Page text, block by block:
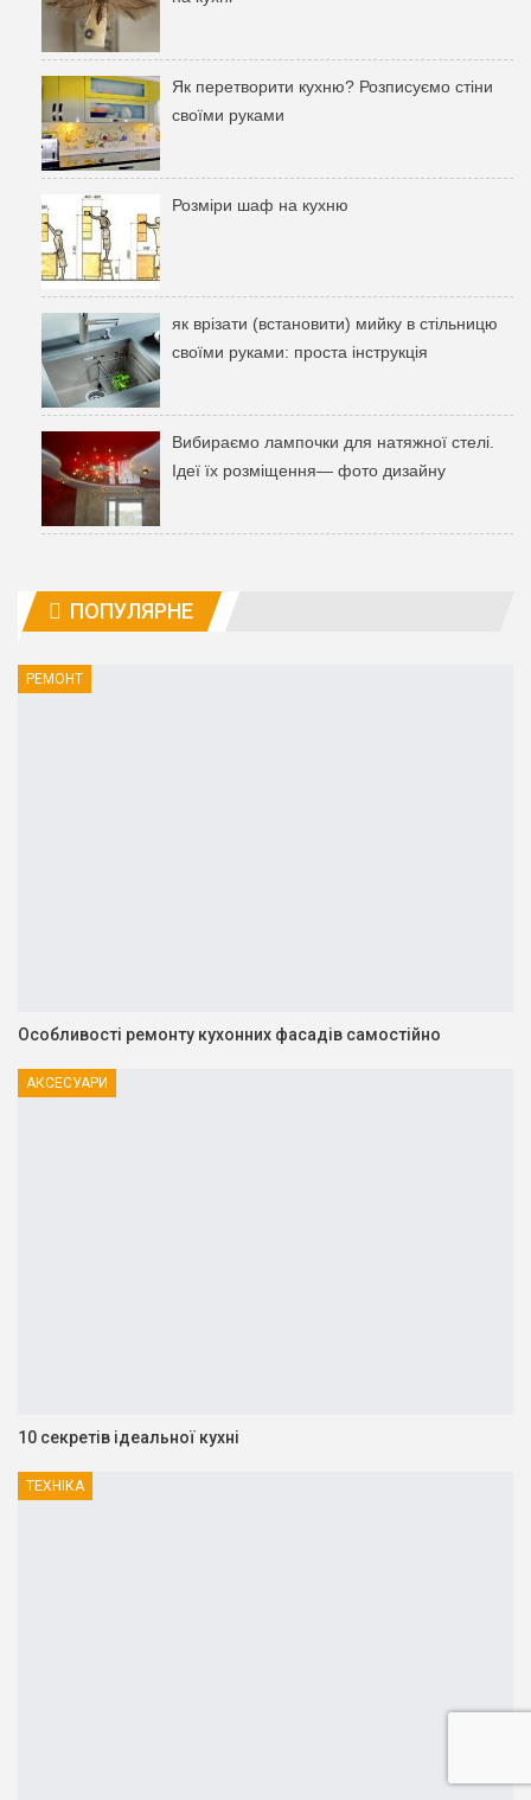
Як перетворити кухню? Розписуємо стіни
своїми руками
Розміри шаф на кухню
як врізати (встановити) мийку в стільницю
своїми руками: проста інструкція
Вибираємо лампочки для натяжної стелі.
Ідеї ​​їх розміщення— фото дизайну
ПОПУЛЯРНЕ
РЕМОНТ
Особливості ремонту кухонних фасадів самостійно
АКСЕСУАРИ
10 секретів ідеальної кухні
ТЕХНІКА